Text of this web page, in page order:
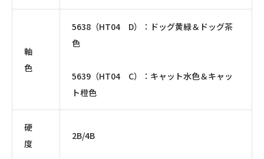
軸
色
5638（HT04 D）：ドッグ黄緑＆ドッグ茶
色
5639（HT04 C）：キャット水色＆キャッ
ト橙色
硬
度
2B/4B